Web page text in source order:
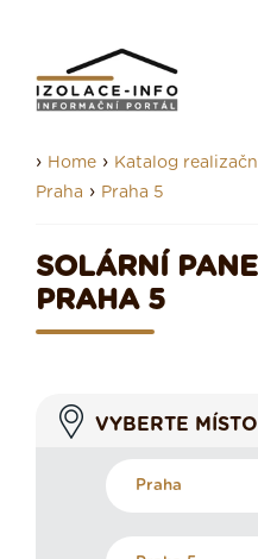
› Home › Katalog
Praha › Praha 5
SOLÁRNÍ
PRAHA 5
VYBERTE